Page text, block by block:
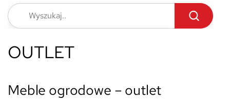
OUTLET
Meble ogrodowe – outlet